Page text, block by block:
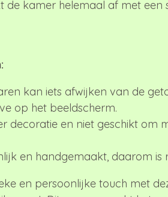
de kamer helemaal af met
kan iets afwijken van de
op het beeldscherm.
decoratie en niet geschikt om
en handgemaakt, daarom is
en persoonlijke touch met